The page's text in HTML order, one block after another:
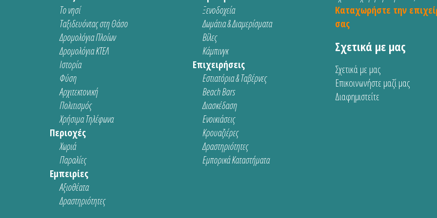
Το νησί
Ταξιδευόντας στη Θάσο
Δρομολόγια Πλοίων
Δρομολόγια ΚΤΕΛ
Ιστορία
Φύση
Αρχιτεκτονική
Πολιτισμός
Χρήσιμα Τηλέφωνα
Περιοχές
Χωριά
Παραλίες
Εμπειρίες
Αξιοθέατα
Δραστηριότητες
Ξενοδοχεία
Δωμάτια & Διαμερίσματα
Βίλες
Κάμπινγκ
Επιχειρήσεις
Εστιατόρια & Ταβέρνες
Beach Bars
Διασκέδαση
Ενοικιάσεις
Κρουαζιέρες
Δραστηριότητες
Εμπορικά Καταστήματα
Καταχωρήστε την
σας
Σχετικά με μας
Σχετικά με μας
Επικοινωνήστε μαζί μας
Διαφημιστείτε